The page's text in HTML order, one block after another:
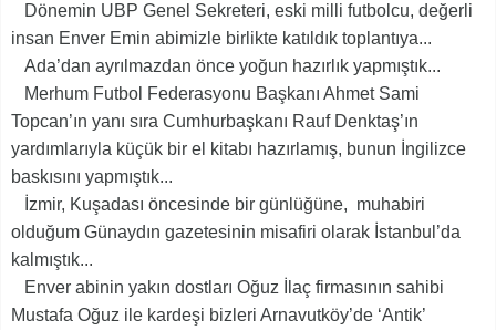
Dönemin UBP Genel Sekreteri, eski milli futbolcu, değerli
insan Enver Emin abimizle birlikte katıldık toplantıya...
Ada’dan ayrılmazdan önce yoğun hazırlık yapmıştık...
Merhum Futbol Federasyonu Başkanı Ahmet Sami
Topcan’ın yanı sıra Cumhurbaşkanı Rauf Denktaş’ın
yardımlarıyla küçük bir el kitabı hazırlamış, bunun İngilizce
baskısını yapmıştık...
İzmir, Kuşadası öncesinde bir günlüğüne, muhabiri
olduğum Günaydın gazetesinin misafiri olarak İstanbul’da
kalmıştık...
Enver abinin yakın dostları Oğuz İlaç firmasının sahibi
Mustafa Oğuz ile kardeşi bizleri Arnavutköy’de ‘Antik’